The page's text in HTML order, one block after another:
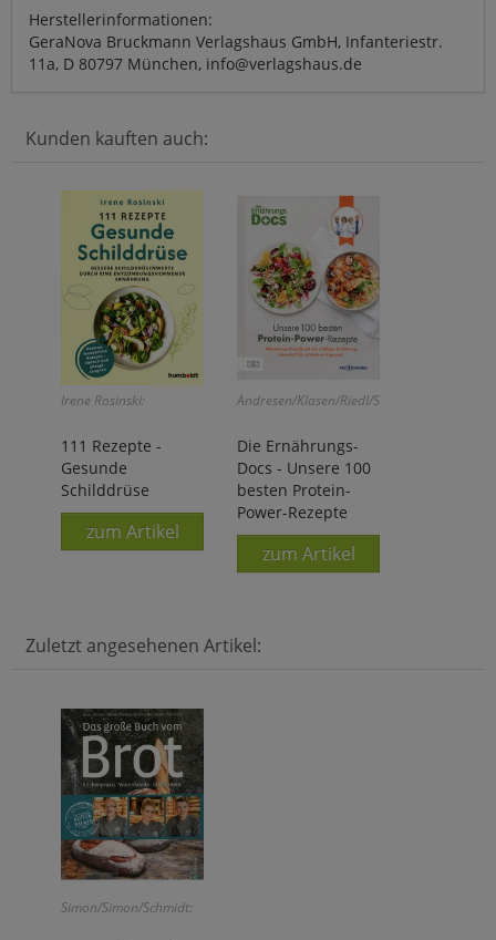
Herstellerinformationen:
GeraNova Bruckmann Verlagshaus GmbH, Infanteriestr.
11a, D 80797 München, info@verlagshaus.de
Kunden kauften auch:
Irene Rosinski:
111 Rezepte -
Gesunde
Schilddrüse
zum Artikel
Andresen/Klasen/Riedl/Schäfer:
Die Ernährungs-
Docs - Unsere 100
besten Protein-
Power-Rezepte
zum Artikel
Zuletzt angesehenen Artikel:
Simon/Simon/Schmidt: